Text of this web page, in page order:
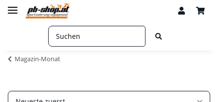
Magazin-Monat